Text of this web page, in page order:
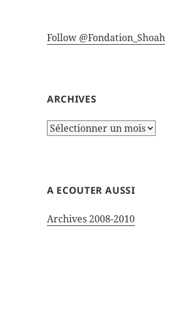
Follow @Fondation_Shoah
ARCHIVES
Archives
A ECOUTER AUSSI
Archives 2008-2010